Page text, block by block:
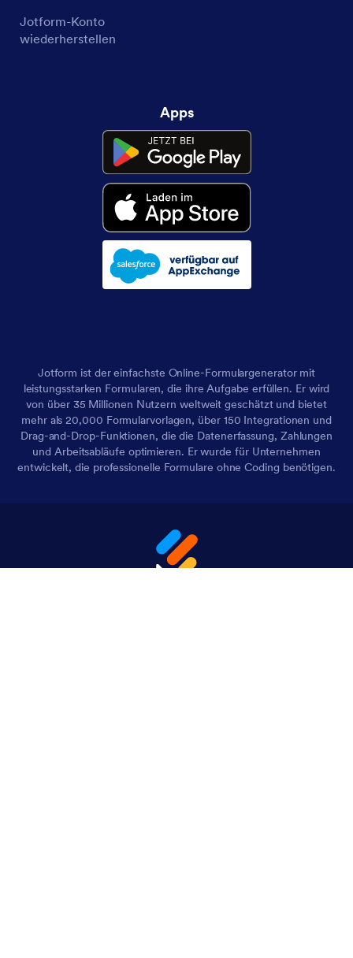
Jotform-Konto
wiederherstellen
Apps
Jotform ist der einfachste Online-Formulargenerator mit
leistungsstarken Formularen, die ihre Aufgabe erfüllen. Er wird
von über 35 Millionen Nutzern weltweit geschätzt und bietet
mehr als 20,000 Formularvorlagen, über 150 Integrationen und
Drag-and-Drop-Funktionen, die die Datenerfassung, Zahlungen
und Arbeitsabläufe optimieren. Er wurde für Unternehmen
entwickelt, die professionelle Formulare ohne Coding benötigen.